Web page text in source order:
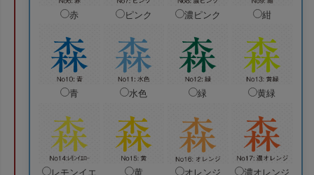
赤 ピンク 濃ピンク 紺
青 水色 緑 黄緑
レモンイエ 黄 オレンジ 濃オレンジ